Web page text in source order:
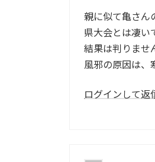
親に似て亀さん
県大会とは凄い
結果は判りませ
風邪の原因は、
ログインして返